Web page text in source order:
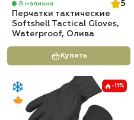
В наличии
5
Перчатки тактические
Softshell Tactical Gloves,
Waterproof, Олива
Купить
-11%